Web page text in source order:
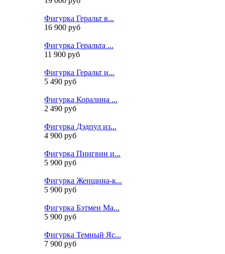
Фигурка Геральт в...
16 900 руб
Фигурка Геральта ...
11 900 руб
Фигурка Геральт и...
5 490 руб
Фигурка Коралина ...
2 490 руб
Фигурка Дэдпул из...
4 900 руб
Фигурка Пингвин и...
5 900 руб
Фигурка Женщина-к...
5 900 руб
Фигурка Бэтмен Ма...
5 900 руб
Фигурка Темный Яс...
7 900 руб